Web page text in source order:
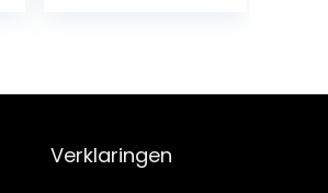
Home…
Verklaringen